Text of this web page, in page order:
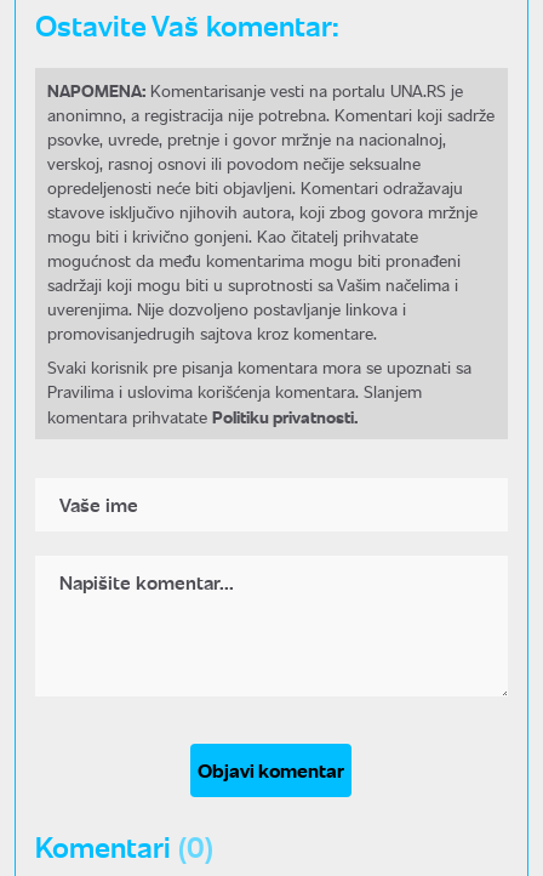
Ostavite Vaš komentar:
NAPOMENA: Komentarisanje vesti na portalu UNA.RS je
anonimno, a registracija nije potrebna. Komentari koji sadrže
psovke, uvrede, pretnje i govor mržnje na nacionalnoj,
verskoj, rasnoj osnovi ili povodom nečije seksualne
opredeljenosti neće biti objavljeni. Komentari odražavaju
stavove isključivo njihovih autora, koji zbog govora mržnje
mogu biti i krivično gonjeni. Kao čitatelj prihvatate
mogućnost da među komentarima mogu biti pronađeni
sadržaji koji mogu biti u suprotnosti sa Vašim načelima i
uverenjima. Nije dozvoljeno postavljanje linkova i
promovisanjedrugih sajtova kroz komentare.
Svaki korisnik pre pisanja komentara mora se upoznati sa
Pravilima i uslovima korišćenja komentara. Slanjem
komentara prihvatate Politiku privatnosti.
Objavi komentar
Komentari (0)